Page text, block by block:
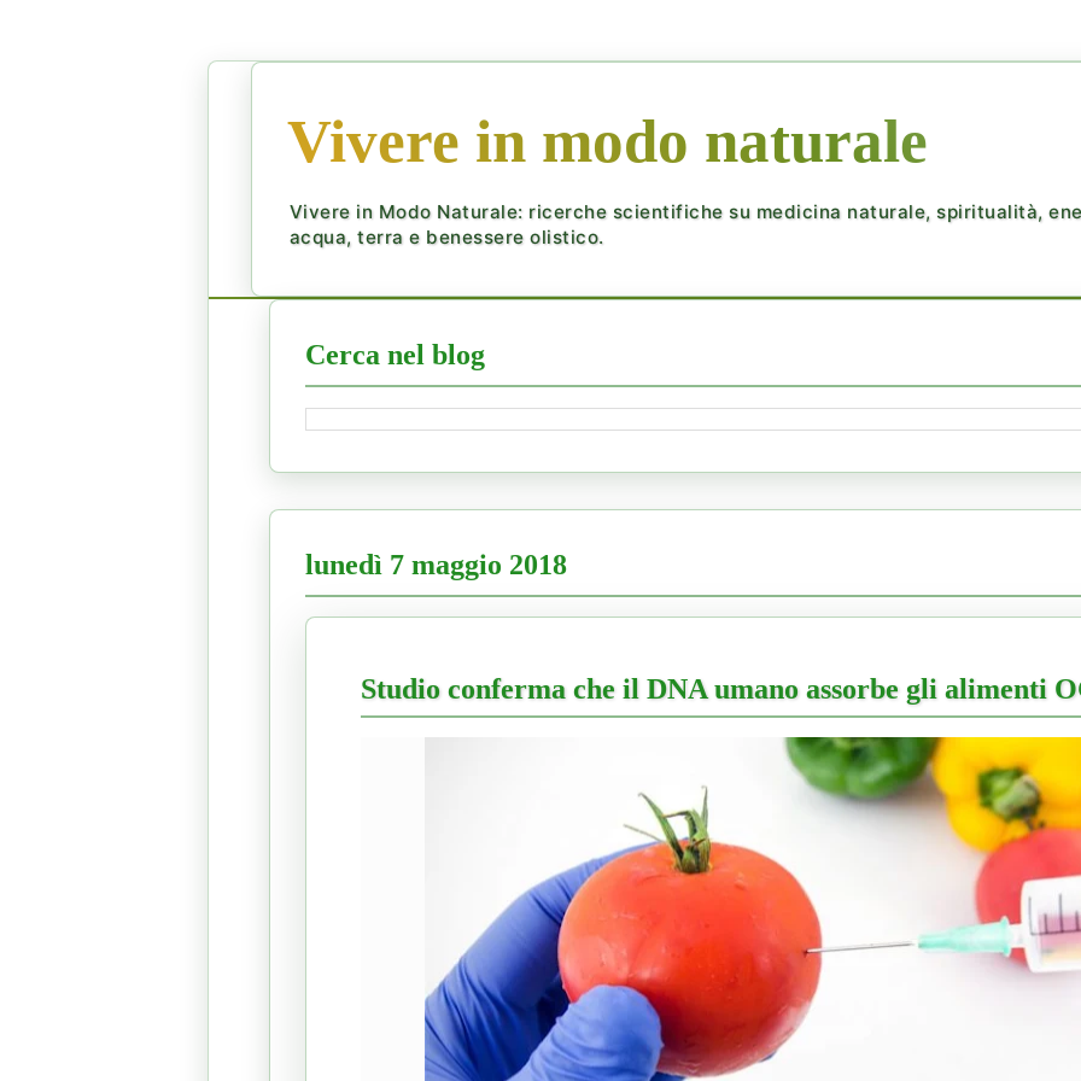
Vivere in modo naturale
Vivere in Modo Naturale: ricerche scientifiche su medicina naturale, spiritualità,
acqua, terra e benessere olistico.
Cerca nel blog
lunedì 7 maggio 2018
Studio conferma che il DNA umano assorbe gli alimenti